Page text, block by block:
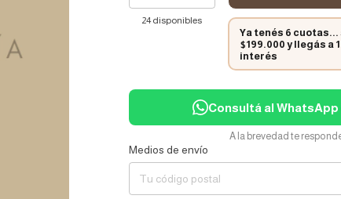
24disponibles
Ya tenés 6 cuotas...
$199.000 y llegás a
interés
Consultá al WhatsApp
A la brevedad te
Entregas para el CP:
Medios de envío